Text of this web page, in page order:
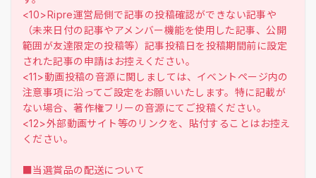
<10>Ripre運営局側で記事の投稿確認ができない記事や
（未来日付の記事やアメンバー機能を使用した記事、公開
範囲が友達限定の投稿等）記事投稿日を投稿期間前に設定
された記事の申請はお控えください。
<11>動画投稿の音源に関しましては、イベントページ内の
注意事項に沿ってご設定をお願いいたします。特に記載が
ない場合、著作権フリーの音源にてご投稿ください。
<12>外部動画サイト等のリンクを、貼付することはお控え
ください。
■当選賞品の配送について